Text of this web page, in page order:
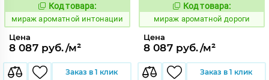
984658
Код товара:
мираж ароматной интонации
Цена
8 087 руб./м²
Заказ в 1 клик
984647
Код товара:
мираж ароматной дороги
Цена
8 087 руб./м²
Заказ в 1 клик